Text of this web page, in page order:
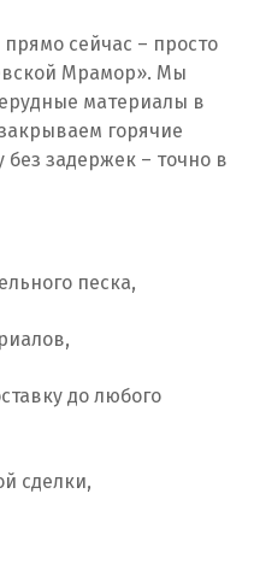
сейчас – просто
Мрамор». Мы
материалы в
горячие
без задержек – точно в
песка,
до любого
сделки,